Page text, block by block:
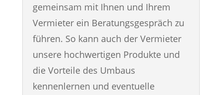
gemeinsam mit Ihnen und Ihrem
Vermieter ein Beratungsgespräch zu
führen. So kann auch der Vermieter
unsere hochwertigen Produkte und
die Vorteile des Umbaus
kennenlernen und eventuelle